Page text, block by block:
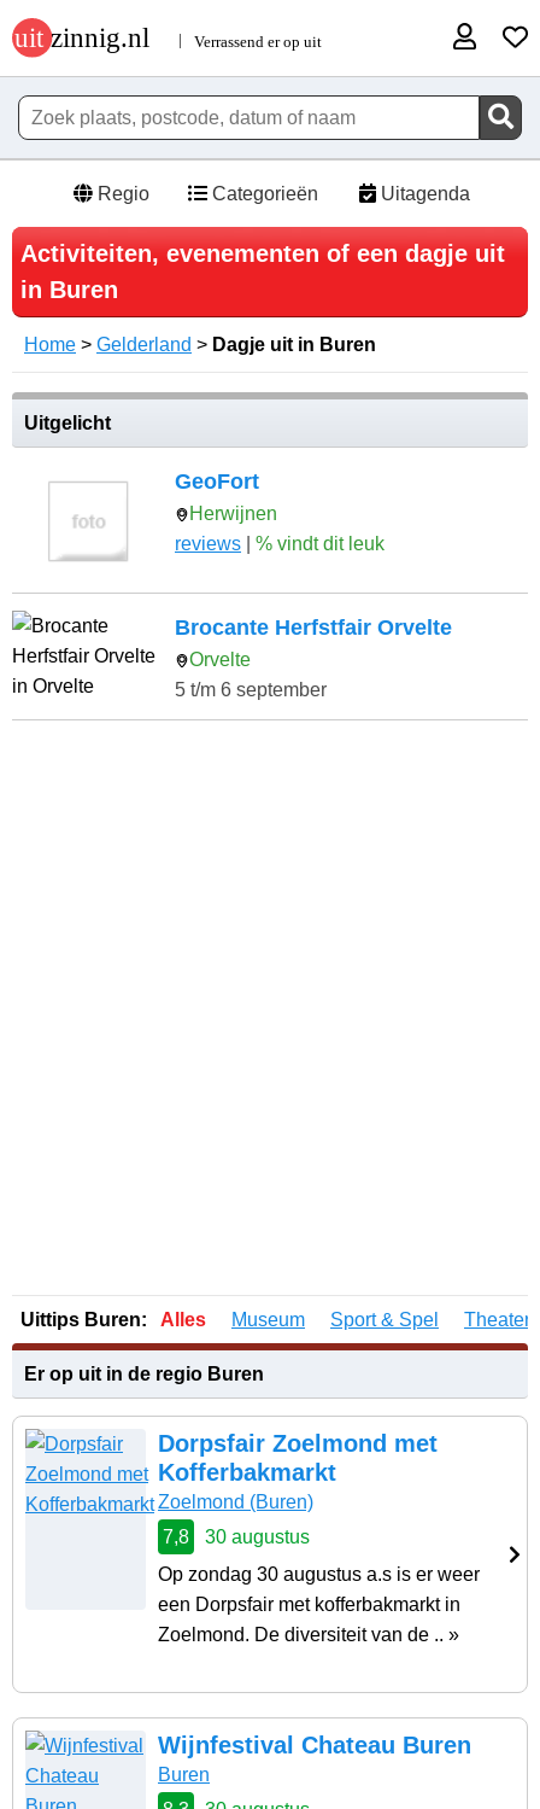
Regio Categorieën Uitagenda
Activiteiten, evenementen of een dagje uit
in Buren
Home > Gelderland > Dagje uit in Buren
Uitgelicht
GeoFort
Herwijnen
reviews
% vindt dit leuk
Brocante Herfstfair Orvelte
Orvelte
5 t/m 6 september
Uittips Buren: Alles Museum Sport & Spel Theater
Er op uit in de regio Buren
Dorpsfair Zoelmond met
Kofferbakmarkt
Zoelmond (Buren)
7,8
30 augustus
Op zondag 30 augustus a.s is er weer
een Dorpsfair met kofferbakmarkt in
Zoelmond. De diversiteit van de .. »
Wijnfestival Chateau Buren
Buren